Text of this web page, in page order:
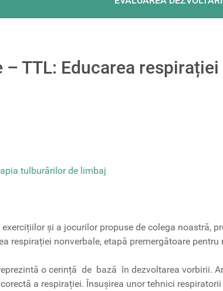
TTL: Educarea respirației
tulburărilor de limbaj
și a jocurilor propuse de colega noastră,
respirației nonverbale, etapă premergătoare pentru
o cerință de bază în dezvoltarea vorbirii.
a respirației. Însușirea unor tehnici respiratorii